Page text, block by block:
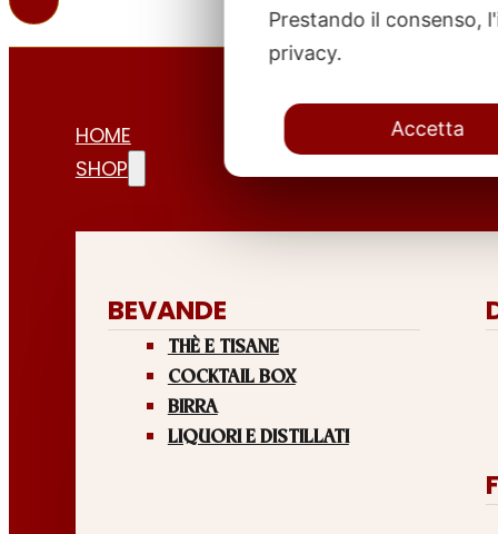
HOME
SHOP
BEVANDE
THÈ E TISANE
COCKTAIL BOX
BIRRA
LIQUORI E DISTILLATI
Prestando il consenso,
privacy.
Accetta